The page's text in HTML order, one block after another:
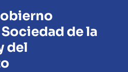
de la
del